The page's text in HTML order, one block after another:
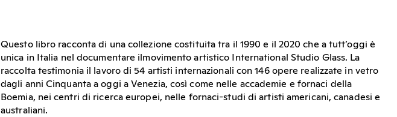
Questo libro racconta di una collezione costituita tra il 1990 e il 2020 che a tutt’oggi è
unica in Italia nel documentare ilmovimento artistico International Studio Glass. La
raccolta testimonia il lavoro di 54 artisti internazionali con 146 opere realizzate in vetro
dagli anni Cinquanta a oggi a Venezia, così come nelle accademie e fornaci della
Boemia, nei centri di ricerca europei, nelle fornaci-studi di artisti americani, canadesi e
australiani.